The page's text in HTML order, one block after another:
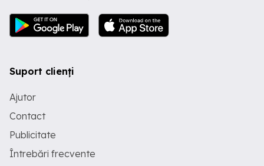
Suport clienți
Ajutor
Contact
Publicitate
Întrebări frecvente